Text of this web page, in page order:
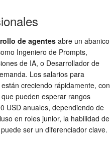
de agentesabre un abanico
Ingeniero de Prompts,
de IA, o Desarrollador de
Los salarios para
creciendo rápidamente, con
pueden esperar rangos
USD anuales, dependiendo de
en roles junior, la habilidad de
ser un diferenciador clave.